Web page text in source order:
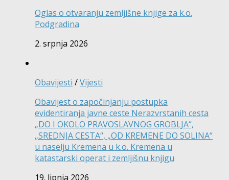
Oglas o otvaranju zemljišne knjige za k.o.
Podgradina
2. srpnja 2026
Obavijesti /Vijesti
Obavijest o započinjanju postupka
evidentiranja javne ceste Nerazvrstanih cesta
„DO I OKOLO PRAVOSLAVNOG GROBLJA“,
„SREDNJA CESTA“, „OD KREMENE DO SOLINA“
u naselju Kremena u k.o. Kremena u
katastarski operat i zemljišnu knjigu
19. lipnja 2026